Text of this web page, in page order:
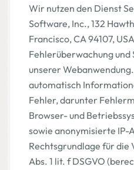
Wir nutzen den Dienst
Software, Inc., 132
Francisco, CA 94107,
Fehlerüberwachung
unserer
automatisch
Fehler, darunter
Browser- und
sowie anonymisierte IP-
Rechtsgrundlage für die
Abs. 1 lit. f DSGVO